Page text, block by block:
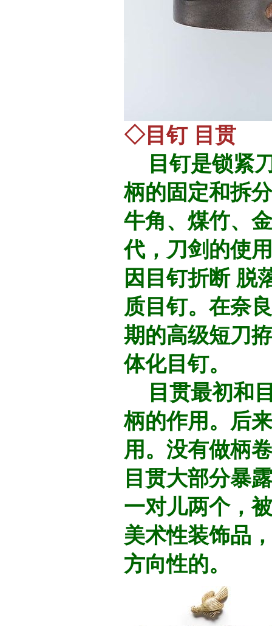
◇目钉 目贯
目钉是锁紧
柄的固定和拆
牛角、煤竹、
代，刀剑的使
因目钉折断 脱
质目钉。在奈
期的高级短刀
体化目钉。
目贯最初和
柄的作用。后
用。没有做柄
目贯大部分暴
一对儿两个，
美术性装饰品
方向性的。